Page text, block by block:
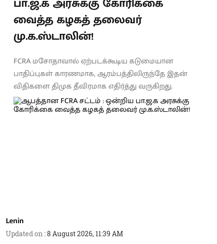
வைத்த கழகத் தலைவர்
மு.க.ஸ்டாலின்!
FCRA மசோதாவால் ஏற்படக்கூடிய கடுமையான
பாதிப்புகள் காரணமாக, ஆரம்பத்திலிருந்தே இதன்
விதிகளை திமுக தீவிரமாக எதிர்த்து வருகிறது.
Lenin
Updated on :8 August 2026, 11:39 AM